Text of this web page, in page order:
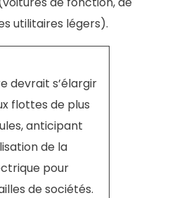
utilitaires légers).
devrait s’élargir
flottes de plus
anticipant
de la
pour
de sociétés.